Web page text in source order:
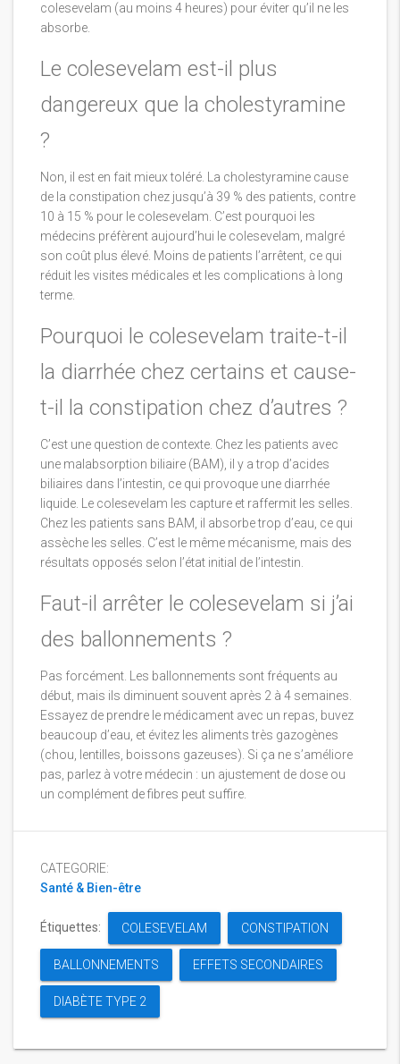
colesevelam (au moins 4 heures) pour éviter qu’il ne les
absorbe.
Le colesevelam est-il plus
dangereux que la cholestyramine
?
Non, il est en fait mieux toléré. La cholestyramine cause
de la constipation chez jusqu’à 39 % des patients, contre
10 à 15 % pour le colesevelam. C’est pourquoi les
médecins préfèrent aujourd’hui le colesevelam, malgré
son coût plus élevé. Moins de patients l’arrêtent, ce qui
réduit les visites médicales et les complications à long
terme.
Pourquoi le colesevelam traite-t-il
la diarrhée chez certains et cause-
t-il la constipation chez d’autres ?
C’est une question de contexte. Chez les patients avec
une malabsorption biliaire (BAM), il y a trop d’acides
biliaires dans l’intestin, ce qui provoque une diarrhée
liquide. Le colesevelam les capture et raffermit les selles.
Chez les patients sans BAM, il absorbe trop d’eau, ce qui
assèche les selles. C’est le même mécanisme, mais des
résultats opposés selon l’état initial de l’intestin.
Faut-il arrêter le colesevelam si j’ai
des ballonnements ?
Pas forcément. Les ballonnements sont fréquents au
début, mais ils diminuent souvent après 2 à 4 semaines.
Essayez de prendre le médicament avec un repas, buvez
beaucoup d’eau, et évitez les aliments très gazogènes
(chou, lentilles, boissons gazeuses). Si ça ne s’améliore
pas, parlez à votre médecin : un ajustement de dose ou
un complément de fibres peut suffire.
CATEGORIE:
Santé & Bien-être
Étiquettes: COLESEVELAM CONSTIPATION
BALLONNEMENTS EFFETS SECONDAIRES
DIABÈTE TYPE 2